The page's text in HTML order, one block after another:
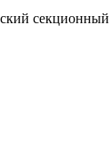
секционный